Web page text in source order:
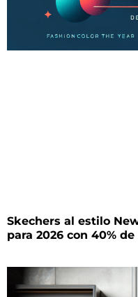
Skechers al estilo
para 2026 con 40%